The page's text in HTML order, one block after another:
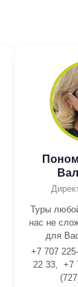
Туры
нас не
для
+7 707
22 33, +7